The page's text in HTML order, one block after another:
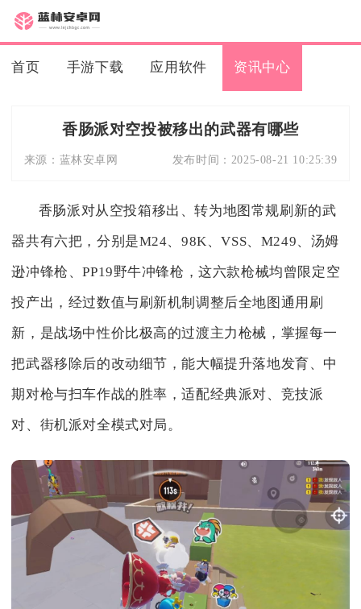
首页 手游下载 应用软件 资讯中心
香肠派对空投被移出的武器有哪些
来源： 蓝林安卓网 发布时间： 2025-08-21 10:25:39
香肠派对从空投箱移出、转为地图常规刷新的武
器共有六把，分别是M24、98K、VSS、M249、汤姆
逊冲锋枪、PP19野牛冲锋枪，这六款枪械均曾限定空
投产出，经过数值与刷新机制调整后全地图通用刷
新，是战场中性价比极高的过渡主力枪械，掌握每一
把武器移除后的改动细节，能大幅提升落地发育、中
期对枪与扫车作战的胜率，适配经典派对、竞技派
对、街机派对全模式对局。